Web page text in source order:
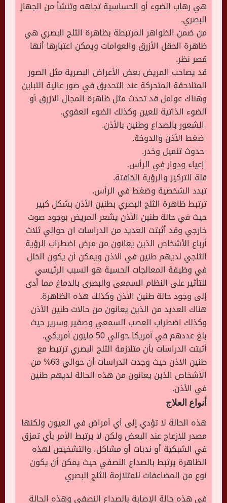
هي رهاب الضوء أو الحساسية تجاهه وتنشأ من الجهاز
البصري.
من ضمن الظواهر المرتبطة بظاهرة الثلج البصري هي
ظاهرة الحقل الأزرق والعوامات ويمكن اعتبارها أنها
قصر نظر.
قد يصاحب المريض بعض الأعراض البصرية مثل الصور
المتلاحقة المتحركة عند التحديق في صور عالية التباين
وهناك عوامل قد تحدث مثل ظاهرة المجال الازرق أو
الضوء الذاتية للعين وكذلك الضوء العفوي.
الشعور بالصداع وطنين بالأذن.
ضغط الأذن والدوخة.
حدوث تنميل وخدر.
إعياء ودوار في الرأس.
قلة التركيز والرؤية الخافتة.
تبدد الشخصية وضغط في الرأس.
ترتبط ظاهرة الثلج البصري بطنين الأذن بشكل كبير
حيث في حالة طنين الأذن يشعر المريض بوجود صوت
خارجي وقد أثبتت العديد من الدراسات ان حوالي ثلاث
أرباع الأشخاص الذين يعانون من مرض اضطراب الرؤية
الثلجي لديهم طنين في الاذن ويمكن أن يكون الخلل
في وظيفة المعالجات الحسية هو السبب الرئيسي
للتأثير على النظام السمعى والبصرى بالدماغ مما أدى
إلى وجود حالة طنين الأذن وكذلك هذه الظاهرة.
هناك العديد من الذين يعانون من حالات طنين الأذن
وكذلك اضطراب العصب السمعي وصفير وسرير حيث
بلغ عددهم في أمريكا حوالي 50 مليون أمريكي.
أثبتت الدراسات بأن متلازمة الثلج البصري ترتبط مع
طنين الاذن حيث وجدت الدراسات أن حوالي 63% من
الأشخاص الذين يعانون من هذه الحالة لديهم طنين
في الأذن.
أنواع العلاج
هذه الحالة لا تؤدي إلى أي أمراض في العيون ولكنها
مصدر للإزعاج عند البعض ولكن لا يرتبط الأمر بأي تمزق
في الشبكية أو ندبات أو مشاكل، والتشخيص لهذه
الظاهرة يرتبط بالصداع النصفي حيث يمكن أن يكون
نوع من المضاعفات للمتلازمة الثلج البصري
في هذه حالة الإصابة بالصداع النصفي وهذه الحالة